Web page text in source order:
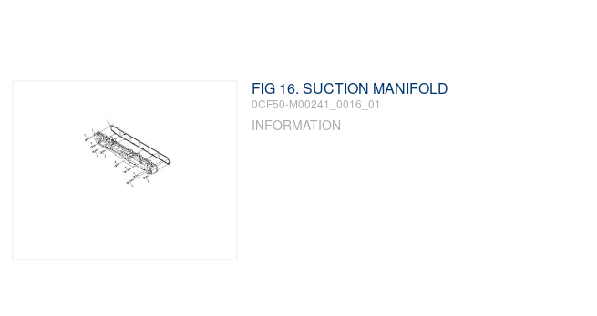
FIG 16. SUCTION MANIFOLD
0CF50-M00241_0016_01
INFORMATION